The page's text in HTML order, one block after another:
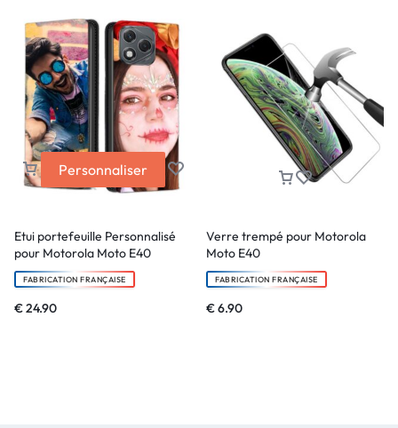
Personnaliser
Etui portefeuille Personnalisé
pour Motorola Moto E40
FABRICATION FRANÇAISE
€24.90
Verre trempé pour Motorola
Moto E40
FABRICATION FRANÇAISE
€6.90